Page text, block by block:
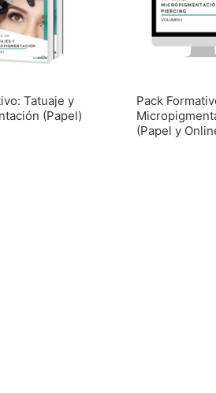
Tatuaje y
(Papel)
Pack
(Papel y